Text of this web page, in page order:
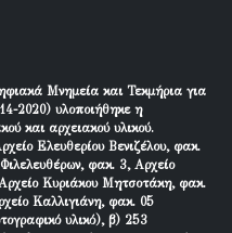
Μνημεία και Τεκμήρια για
2020) υλοποιήθηκε η
και αρχειακού υλικού.
Ελευθερίου Βενιζέλου, φακ.
φακ. 3, Αρχείο
Κυριάκου Μητσοτάκη, φακ.
Καλλιγιάνη, φακ. 05
υλικό), β) 253